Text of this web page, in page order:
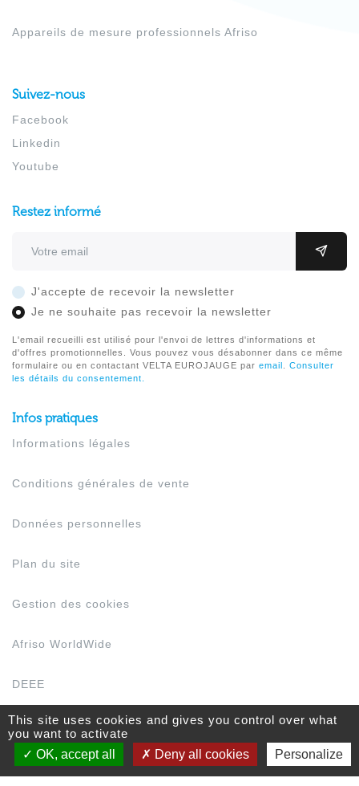
Appareils de mesure professionnels Afriso
Suivez-nous
Facebook
Linkedin
Youtube
Restez informé
J'accepte de recevoir la newsletter
Je ne souhaite pas recevoir la newsletter
L'email recueilli est utilisé pour l'envoi de lettres d'informations et
d'offres promotionnelles. Vous pouvez vous désabonner dans ce même
formulaire ou en contactant VELTA EUROJAUGE par email . Consulter
les détails du consentement.
Infos pratiques
Informations légales
Conditions générales de vente
Données personnelles
Plan du site
Gestion des cookies
Afriso WorldWide
DEEE
© 2026 VELTA EUROJAUGE - Tous droits réservés.
Un site conçu et développé parNatural-net
This site uses cookies and gives you control over what
you want to activate
OK, accept all
Deny all cookies Personalize